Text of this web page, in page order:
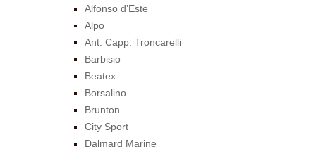
Alfonso d’Este
Alpo
Ant. Capp. Troncarelli
Barbisio
Beatex
Borsalino
Brunton
City Sport
Dalmard Marine